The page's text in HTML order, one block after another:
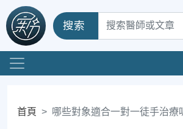
搜索
首頁 哪些對象適合一對一徒手治療